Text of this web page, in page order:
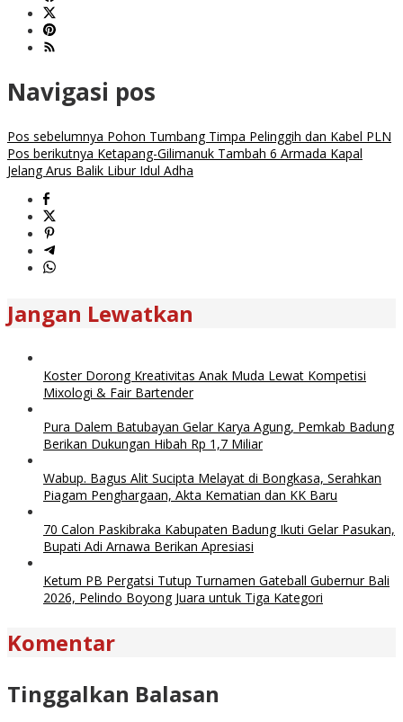
Navigasi pos
Pos sebelumnya Pohon Tumbang Timpa Pelinggih dan Kabel PLN
Pos berikutnya Ketapang-Gilimanuk Tambah 6 Armada Kapal
Jelang Arus Balik Libur Idul Adha
Jangan Lewatkan
Koster Dorong Kreativitas Anak Muda Lewat Kompetisi
Mixologi & Fair Bartender
Pura Dalem Batubayan Gelar Karya Agung, Pemkab Badung
Berikan Dukungan Hibah Rp 1,7 Miliar
Wabup. Bagus Alit Sucipta Melayat di Bongkasa, Serahkan
Piagam Penghargaan, Akta Kematian dan KK Baru
70 Calon Paskibraka Kabupaten Badung Ikuti Gelar Pasukan,
Bupati Adi Arnawa Berikan Apresiasi
Ketum PB Pergatsi Tutup Turnamen Gateball Gubernur Bali
2026, Pelindo Boyong Juara untuk Tiga Kategori
Komentar
Tinggalkan Balasan